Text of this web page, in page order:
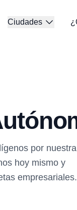
Ciudades
por nuestra
hoy mismo y
empresariales.